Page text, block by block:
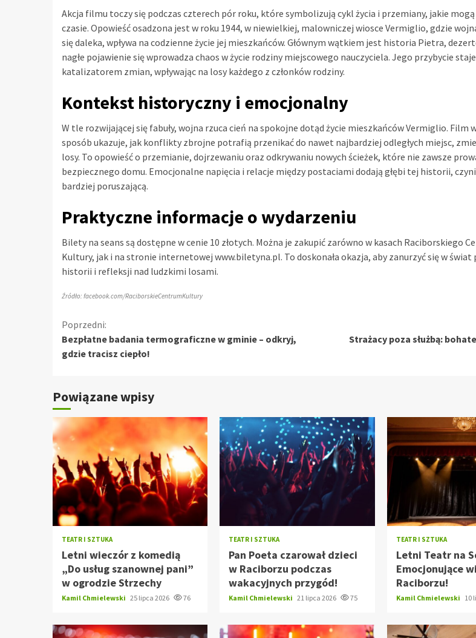
Akcja filmu toczy się podczas czterech pór roku, które symbolizują cykl życia i przemiany, jakie
czasie. Opowieść osadzona jest w roku 1944, w niewielkiej, malowniczej wiosce Vermiglio, gdzie
się daleka, wpływa na codzienne życie jej mieszkańców. Głównym wątkiem jest historia Pietra,
nagłe pojawienie się wprowadza chaos w życie rodziny miejscowego nauczyciela. Jego przybycie
katalizatorem zmian, wpływając na losy każdego z członków rodziny.
Kontekst historyczny i emocjonalny
W tle rozwijającej się fabuły, wojna rzuca cień na spokojne dotąd życie mieszkańców Vermiglio. Film
sposób ukazuje, jak konflikty zbrojne potrafią przenikać do nawet najbardziej odległych miejsc,
losy. To opowieść o przemianie, dojrzewaniu oraz odkrywaniu nowych ścieżek, które nie zawsze
bezpiecznego domu. Emocjonalne napięcia i relacje między postaciami dodają głębi tej historii,
bardziej poruszającą.
Praktyczne informacje o wydarzeniu
Bilety na seans są dostępne w cenie 10 złotych. Można je zakupić zarówno w kasach Raciborskiego
Kultury, jak i na stronie internetowej www.biletyna.pl. To doskonała okazja, aby zanurzyć się w świat
historii i refleksji nad ludzkimi losami.
Źródło: facebook.com/RaciborskieCentrumKultury
Kontynuuj
czytanie
Poprzedni:
Bezpłatne badania termograficzne w gminie – odkryj,
gdzie tracisz ciepło!
Strażacy poza służbą:
Powiązane wpisy
TEATR I SZTUKA
Letni wieczór z komedią
„Do usług szanownej pani”
w ogrodzie Strzechy
Kamil Chmielewski 25 lipca 2026 76
TEATR I SZTUKA
Pan Poeta czarował dzieci
w Raciborzu podczas
wakacyjnych przygód!
Kamil Chmielewski 21 lipca 2026 75
TEATR I SZTUKA
Letni Teatr na
Emocjonujące
Raciborzu!
Kamil Chmielewski 10